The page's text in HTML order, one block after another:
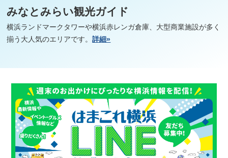
みなとみらい観光ガイド
横浜ランドマークタワーや横浜赤レンガ倉庫、大型商業施設が多く
揃う大人気のエリアです。詳細»